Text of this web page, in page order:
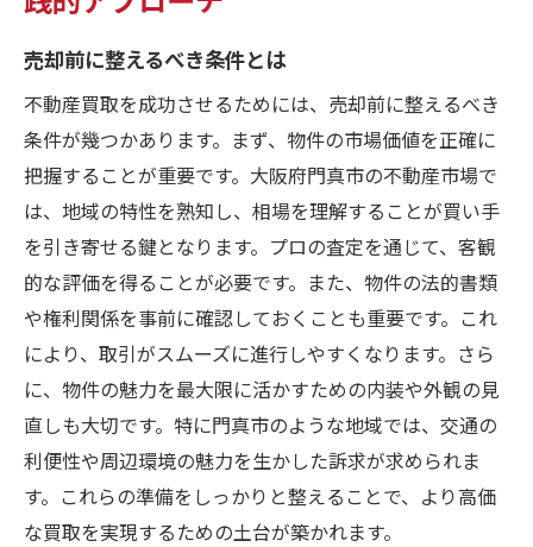
売却前に整えるべき条件とは
不動産買取を成功させるためには、売却前に整えるべき
条件が幾つかあります。まず、物件の市場価値を正確に
把握することが重要です。大阪府門真市の不動産市場で
は、地域の特性を熟知し、相場を理解することが買い手
を引き寄せる鍵となります。プロの査定を通じて、客観
的な評価を得ることが必要です。また、物件の法的書類
や権利関係を事前に確認しておくことも重要です。これ
により、取引がスムーズに進行しやすくなります。さら
に、物件の魅力を最大限に活かすための内装や外観の見
直しも大切です。特に門真市のような地域では、交通の
利便性や周辺環境の魅力を生かした訴求が求められま
す。これらの準備をしっかりと整えることで、より高価
な買取を実現するための土台が築かれます。